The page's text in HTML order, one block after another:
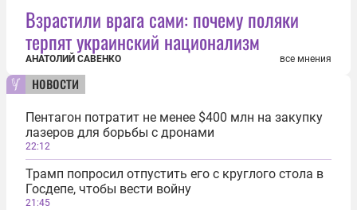
Взрастили врага сами: почему поляки
терпят украинский национализм
АНАТОЛИЙ САВЕНКО все мнения
новости
Пентагон потратит не менее $400 млн на закупку
лазеров для борьбы с дронами
22:12
Трамп попросил отпустить его с круглого стола в
Госдепе, чтобы вести войну
21:45